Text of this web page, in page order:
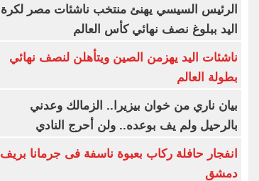
الرئيس السيسي يهنئ منتخب ناشئات مصر لكرة
اليد ببلوغ نصف نهائي كأس العالم
ناشئات اليد يهزمن الصين ويتأهلن لنصف نهائي
بطولة العالم
بيان ناري من خوان بيزيرا.. الزمالك وعدني
بالرحيل ولم يف بوعده.. ولن أحرج النادي
انفجار حافلة ركاب بعبوة ناسفة فى جرمانا بريف
دمشق